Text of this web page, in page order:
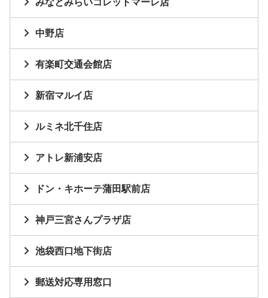
みなとみらいコレットマーレ店
中野店
有楽町交通会館店
新宿マルイ店
ルミネ北千住店
アトレ新浦安店
ドン・キホーテ蒲田駅前店
神戸三宮さんプラザ店
池袋西口地下街店
郵送対応専用窓口